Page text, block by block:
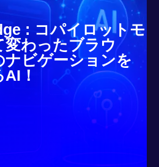
: コパイロットモ
変わったブラウ
ナビゲーションを
！